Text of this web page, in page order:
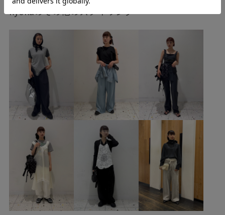
女子会コーデ 雨の日コーデ
父の日ギフト 母の日ギフト ホワイトデーギフト
バレンタインデーギフト 敬老の日ギフト
韓国ファッション スポーツミックス ヴィンテージ
モード ストリート 大人カジュアル セットアップ
レイヤード スカートスタイル パンツスタイル
体型カバー ワントーンコーデ モノトーンコーデ
カジュアルコーデ ヘルシーコーデ メンズライク
フェミニンコーデ シンプルコーデ きれいめコーデ
コラボアイテム POP UP ADAM ET ROPÉ
kyokaのその他のスタイリング